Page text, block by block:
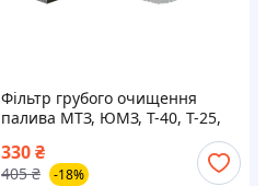
Фільтр грубого очищення
палива МТЗ, ЮМЗ, Т-40, Т-25,
330₴
405 ₴ -18%